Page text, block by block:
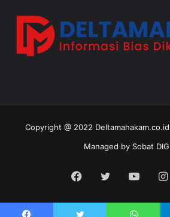
Copyright @ 2022
Managed by Sobat
Facebook
Twitter